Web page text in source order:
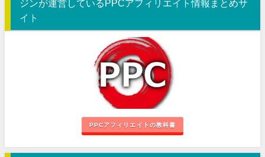
ジンが運営しているPPCアフィリエイト情報まとめサ
イト
PPCアフィリエイトの教科書